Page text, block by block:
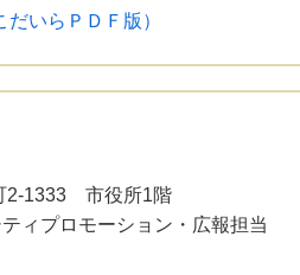
いらＰＤＦ版）
2-1333 市役所1階
ィプロモーション・広報担当